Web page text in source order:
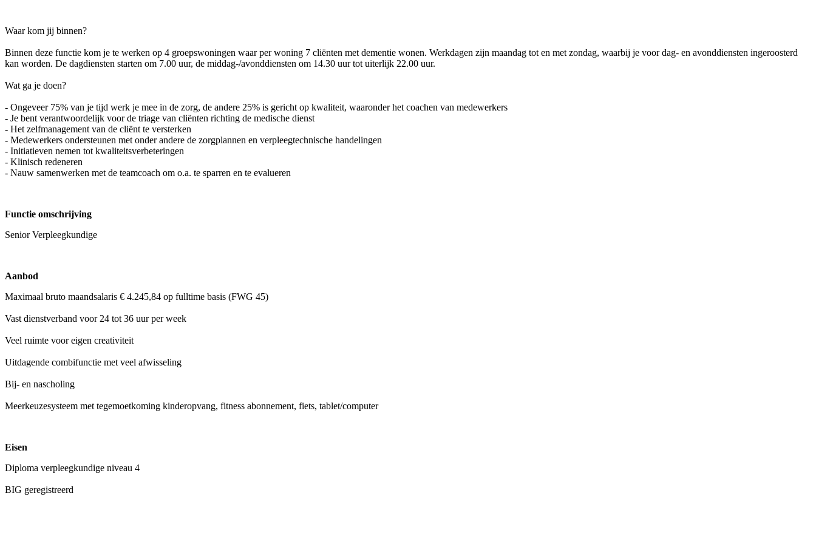
Waar kom jij binnen?
Binnen deze functie kom je te werken op 4 groepswoningen waar per woning 7 cliënten met dementie wonen. Werkdagen zijn maandag tot en met zondag, waarbij je voor dag- en avonddiensten ingeroosterd
kan worden. De dagdiensten starten om 7.00 uur, de middag-/avonddiensten om 14.30 uur tot uiterlijk 22.00 uur.
Wat ga je doen?
- Ongeveer 75% van je tijd werk je mee in de zorg, de andere 25% is gericht op kwaliteit, waaronder het coachen van medewerkers
- Je bent verantwoordelijk voor de triage van cliënten richting de medische dienst
- Het zelfmanagement van de cliënt te versterken
- Medewerkers ondersteunen met onder andere de zorgplannen en verpleegtechnische handelingen
- Initiatieven nemen tot kwaliteitsverbeteringen
- Klinisch redeneren
- Nauw samenwerken met de teamcoach om o.a. te sparren en te evalueren
Functie omschrijving
Senior Verpleegkundige
Aanbod
Maximaal bruto maandsalaris € 4.245,84 op fulltime basis (FWG 45)
Vast dienstverband voor 24 tot 36 uur per week
Veel ruimte voor eigen creativiteit
Uitdagende combifunctie met veel afwisseling
Bij- en nascholing
Meerkeuzesysteem met tegemoetkoming kinderopvang, fitness abonnement, fiets, tablet/computer
Eisen
Diploma verpleegkundige niveau 4
BIG geregistreerd